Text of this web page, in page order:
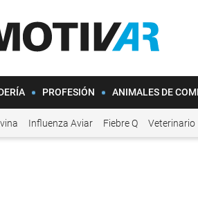
PROFESIÓN ANIMALES DE
Influenza Aviar Fiebre Q Veterinario